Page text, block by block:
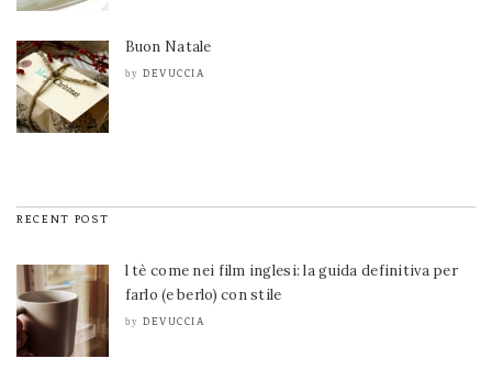
Buon Natale
by DEVUCCIA
RECENT POST
l tè come nei film inglesi: la guida definitiva per
farlo (e berlo) con stile
by DEVUCCIA